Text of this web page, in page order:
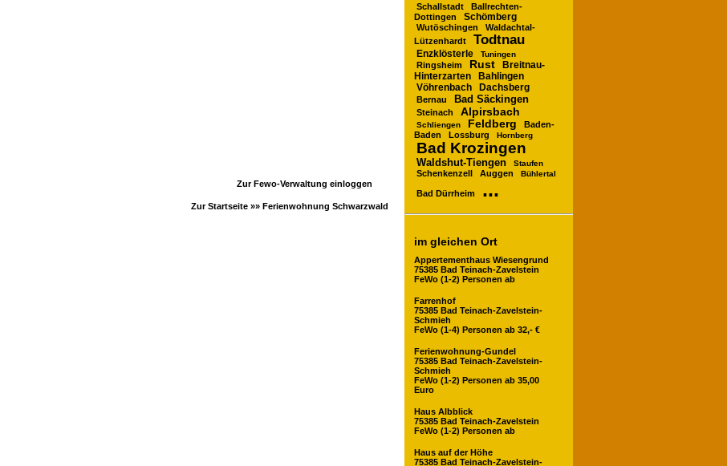
Zur Fewo-Verwaltung einloggen
Zur Startseite »» Ferienwohnung Schwarzwald
Schallstadt
Ballrechten-
Dottingen
Schömberg
Wutöschingen
Waldachtal-
Lützenhardt
Todtnau
Enzklösterle Tuningen
Ringsheim Rust
Breitnau-
Hinterzarten
Bahlingen
Vöhrenbach Dachsberg
Bernau Bad Säckingen
Steinach Alpirsbach
Schliengen Feldberg
Baden-
Baden
Lossburg Hornberg
Bad Krozingen
Waldshut-Tiengen Staufen
Schenkenzell Auggen Bühlertal
Bad Dürrheim ...
im gleichen Ort
Appertementhaus Wiesengrund
75385 Bad Teinach-Zavelstein
FeWo (1-2) Personen ab
Farrenhof
75385 Bad Teinach-Zavelstein-
Schmieh
FeWo (1-4) Personen ab 32,- €
Ferienwohnung-Gundel
75385 Bad Teinach-Zavelstein-
Schmieh
FeWo (1-2) Personen ab 35,00
Euro
Haus Albblick
75385 Bad Teinach-Zavelstein
FeWo (1-2) Personen ab
Haus auf der Höhe
75385 Bad Teinach-Zavelstein-